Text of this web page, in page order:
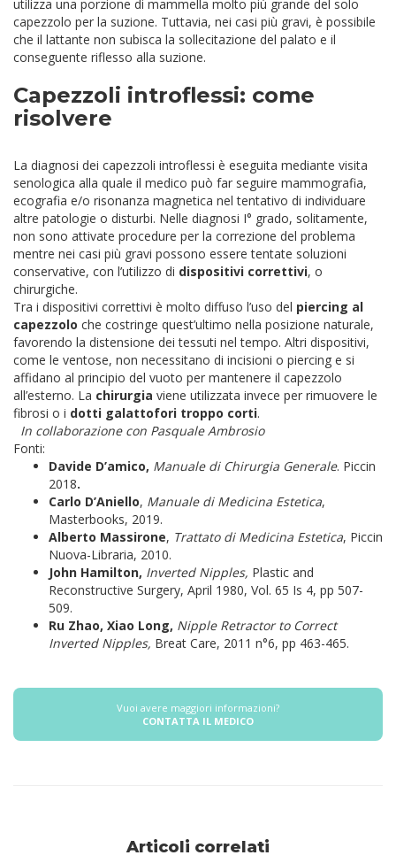
utilizza una porzione di mammella molto più grande del solo
capezzolo per la suzione. Tuttavia, nei casi più gravi, è possibile
che il lattante non subisca la sollecitazione del palato e il
conseguente riflesso alla suzione.
Capezzoli introflessi: come
risolvere
La diagnosi dei capezzoli introflessi è eseguita mediante visita
senologica alla quale il medico può far seguire mammografia,
ecografia e/o risonanza magnetica nel tentativo di individuare
altre patologie o disturbi. Nelle diagnosi I° grado, solitamente,
non sono attivate procedure per la correzione del problema
mentre nei casi più gravi possono essere tentate soluzioni
conservative, con l’utilizzo di dispositivi correttivi, o
chirurgiche.
Tra i dispositivi correttivi è molto diffuso l’uso del piercing al
capezzolo che costringe quest’ultimo nella posizione naturale,
favorendo la distensione dei tessuti nel tempo. Altri dispositivi,
come le ventose, non necessitano di incisioni o piercing e si
affidano al principio del vuoto per mantenere il capezzolo
all’esterno. La chirurgia viene utilizzata invece per rimuovere le
fibrosi o i dotti galattofori troppo corti.
In collaborazione con Pasquale Ambrosio
Fonti:
Davide D’amico, Manuale di Chirurgia Generale. Piccin
2018.
Carlo D’Aniello, Manuale di Medicina Estetica,
Masterbooks, 2019.
Alberto Massirone, Trattato di Medicina Estetica, Piccin
Nuova-Libraria, 2010.
John Hamilton, Inverted Nipples, Plastic and
Reconstructive Surgery, April 1980, Vol. 65 Is 4, pp 507-
509.
Ru Zhao, Xiao Long, Nipple Retractor to Correct
Inverted Nipples, Breat Care, 2011 n°6, pp 463-465.
Vuoi avere maggiori informazioni?
CONTATTA IL MEDICO
Articoli correlati